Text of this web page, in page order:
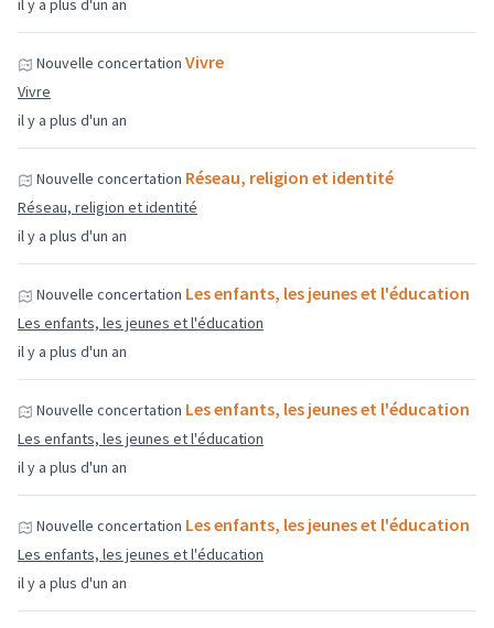
il y a plus d'un an
il y a plus d'un an
Nouvelle concertation Vivre
Vivre
il y a plus d'un an
Nouvelle concertation Réseau, religion et identité
Réseau, religion et identité
il y a plus d'un an
Nouvelle concertation Les enfants, les jeunes et l'éducation
Les enfants, les jeunes et l'éducation
il y a plus d'un an
Nouvelle concertation Les enfants, les jeunes et l'éducation
Les enfants, les jeunes et l'éducation
il y a plus d'un an
Nouvelle concertation Les enfants, les jeunes et l'éducation
Les enfants, les jeunes et l'éducation